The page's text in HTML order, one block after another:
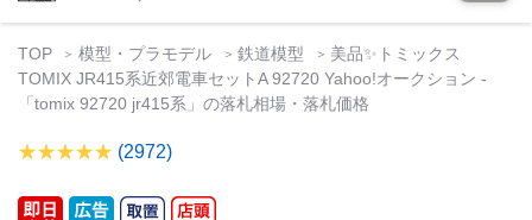
TOP 模型・プラモデル 鉄道模型
美品✨トミックス
TOMIX JR415系近郊電車セットA 92720 Yahoo!オークション -
「tomix 92720 jr415系」の落札相場・落札価格
(2972)